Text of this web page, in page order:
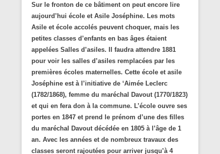
Sur le fronton de ce bâtiment on peut encore lire
aujourd’hui école et Asile Joséphine. Les mots
Asile et école accolés peuvent choquer, mais les
petites classes d’enfants en bas âges étaient
appelées Salles d’asiles. Il faudra attendre 1881
pour voir les salles d’asiles remplacées par les
premières écoles maternelles. Cette école et asile
Joséphine est à l’initiative de ‘Aimée Leclerc
(1782/1868), femme du maréchal Davout (1770/1823)
et qui en fera don à la commune. L’école ouvre ses
portes en 1847 et prend le prénom d’une des filles
du maréchal Davout décédée en 1805 à l’âge de 1
an. Avec les années et de nombreux travaux des
classes seront rajoutées pour arriver jusqu’à 4